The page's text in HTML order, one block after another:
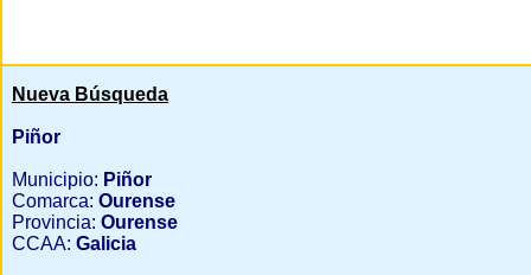
Nueva Búsqueda
Piñor
Municipio: Piñor
Comarca: Ourense
Provincia: Ourense
CCAA: Galicia